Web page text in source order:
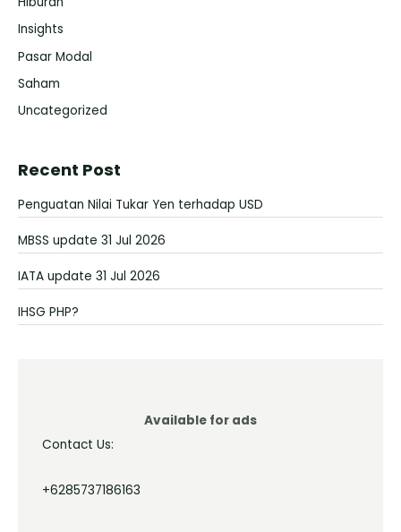
Insights
Pasar Modal
Saham
Uncategorized
Recent Post
Penguatan Nilai Tukar Yen terhadap USD
MBSS update 31 Jul 2026
IATA update 31 Jul 2026
IHSG PHP?
Available for ads
Contact Us:
+6285737186163